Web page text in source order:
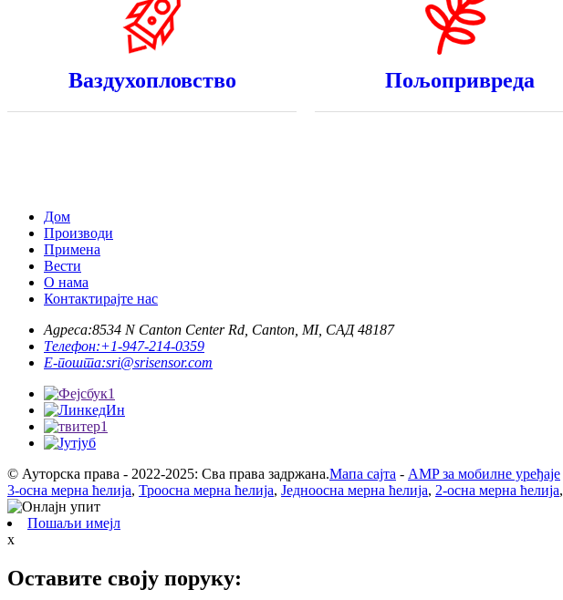
Ваздухопловство Пољопривреда
Дом
Производи
Примена
Вести
О нама
Контактирајте нас
Адреса:8534 N Canton Center Rd, Canton, MI, САД 48187
Телефон:+1-947-214-0359
Е-пошта:sri@srisensor.com
© Ауторска права - 2022-2025: Сва права задржана.Мапа сајта - AMP за мобилне уређаје
3-осна мерна ћелија, Троосна мерна ћелија, Једноосна мерна ћелија, 2-осна мерна ћелија,
Пошаљи имејл
x
Оставите своју поруку: